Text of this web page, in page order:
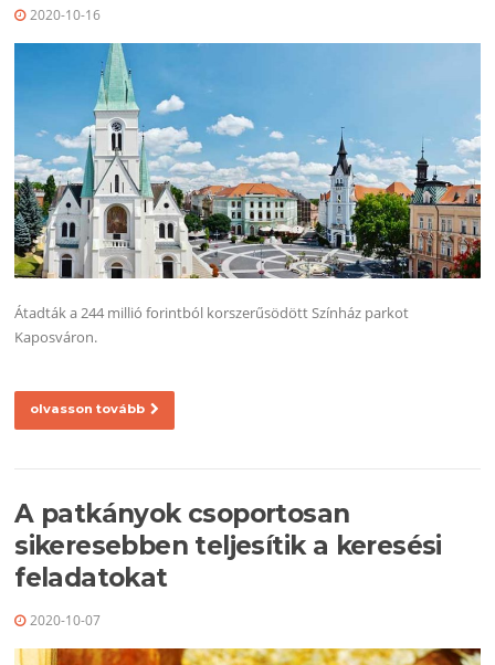
2020-10-16
Átadták a 244 millió forintból korszerűsödött Színház parkot
Kaposváron.
olvasson tovább
A patkányok csoportosan
sikeresebben teljesítik a keresési
feladatokat
2020-10-07